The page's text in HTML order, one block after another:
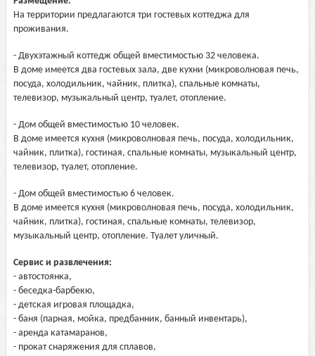
На территории предлагаются три гостевых коттеджа для
проживания.
- Двухэтажный коттедж общей вместимостью 32 человека.
В доме имеется два гостевых зала, две кухни (микроволновая печь,
посуда, холодильник, чайник, плитка), спальные комнаты,
телевизор, музыкальный центр, туалет, отопление.
- Дом общей вместимостью 10 человек.
В доме имеется кухня (микроволновая печь, посуда, холодильник,
чайник, плитка), гостиная, спальные комнаты, музыкальный центр,
телевизор, туалет, отопление.
- Дом общей вместимостью 6 человек.
В доме имеется кухня (микроволновая печь, посуда, холодильник,
чайник, плитка), гостиная, спальные комнаты, телевизор,
музыкальный центр, отопление. Туалет уличный.
Сервис и развлечения:
- автостоянка,
- беседка-барбекю,
- детская игровая площадка,
- баня (парная, мойка, предбанник, банный инвентарь),
- аренда катамаранов,
- прокат снаряжения для сплавов,